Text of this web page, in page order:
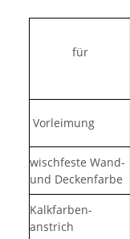
für
Vorleimung
wischfeste Wand-
und Deckenfarbe
Kalkfarben-
anstrich